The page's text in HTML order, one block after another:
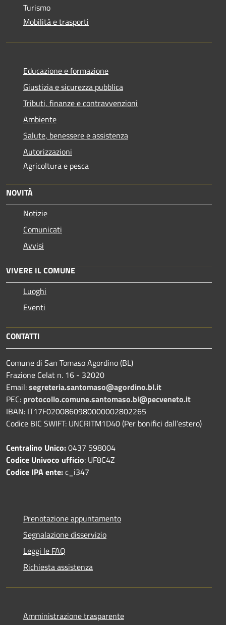
Turismo
Mobilità e trasporti
Educazione e formazione
Giustizia e sicurezza pubblica
Tributi, finanze e contravvenzioni
Ambiente
Salute, benessere e assistenza
Autorizzazioni
Agricoltura e pesca
NOVITÀ
Notizie
Comunicati
Avvisi
VIVERE IL COMUNE
Luoghi
Eventi
CONTATTI
Comune di San Tomaso Agordino (BL)
Frazione Celat n. 16 - 32020
Email:segreteria.santomaso@agordino.bl.it
PEC: protocollo.comune.santomaso.bl@pecveneto.it
IBAN: IT17F0200860980000002802265
Codice BIC SWIFT: UNCRITM1D40 (Per bonifici dall’estero)
Centralino Unico:0437 598004
Codice Univoco ufficio: UF8C4Z
Codice IPA ente:c_i347
Prenotazione appuntamento
Segnalazione disservizio
Leggi le FAQ
Richiesta assistenza
Amministrazione trasparente